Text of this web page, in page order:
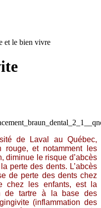
et le bien vivre
de Laval au Québec,
et notamment les
diminue le risque d’abcès
perte des dents. L’abcès
de perte des dents chez
chez les enfants, est la
de tartre à la base des
(inflammation des